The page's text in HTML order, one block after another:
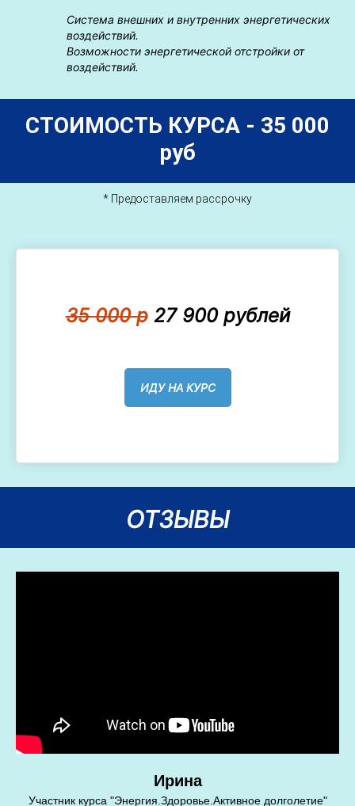
Система внешних и внутренних энергетических
воздействий.
Возможности энергетической отстройки от
воздействий.
СТОИМОСТЬ КУРСА - 35 000
руб
* Предоставляем рассрочку
35 000 р27 900 рублей
ИДУ НА КУРС
ОТЗЫВЫ
Ирина
Участник курса "Энергия.Здоровье.Активное долголетие"